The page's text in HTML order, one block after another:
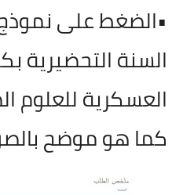
•الضغط على
السنة التحضيرية
العسكرية للعلوم
كما هو موضح